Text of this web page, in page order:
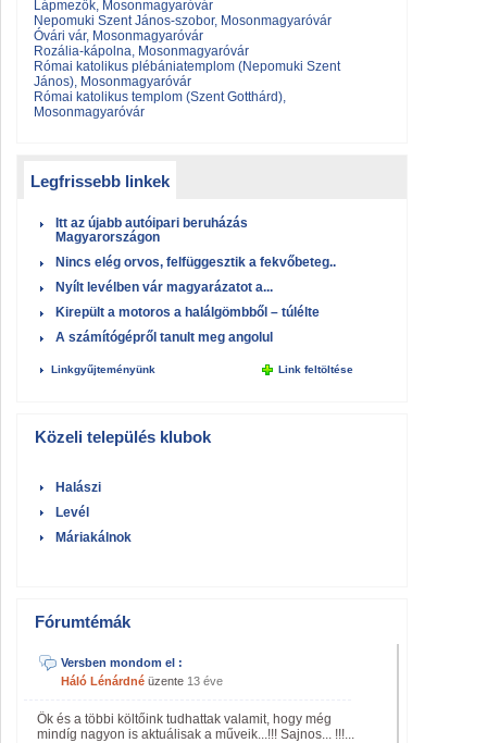
Lápmezők, Mosonmagyaróvár
Nepomuki Szent János-szobor, Mosonmagyaróvár
Óvári vár, Mosonmagyaróvár
Rozália-kápolna, Mosonmagyaróvár
Római katolikus plébániatemplom (Nepomuki Szent
János), Mosonmagyaróvár
Római katolikus templom (Szent Gotthárd),
Mosonmagyaróvár
Legfrissebb linkek
Itt az újabb autóipari beruházás
Magyarországon
Nincs elég orvos, felfüggesztik a fekvőbeteg..
Nyílt levélben vár magyarázatot a...
Kirepült a motoros a halálgömbből – túlélte
A számítógépről tanult meg angolul
Linkgyűjteményünk Link feltöltése
Közeli település klubok
Halászi
Levél
Máriakálnok
Fórumtémák
Versben mondom el :
Háló Lénárdné üzente 13 éve
Ők és a többi költőink tudhattak valamit, hogy még
mindíg nagyon is aktuálisak a műveik...!!! Sajnos... !!!...